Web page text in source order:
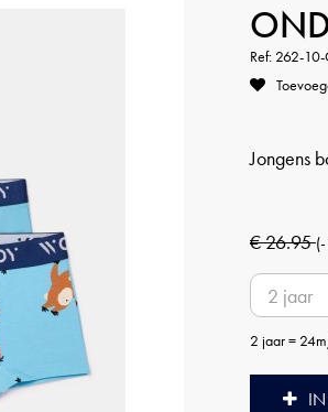
Ref: 262-
Jongens
€ 26.95
2 jaar =